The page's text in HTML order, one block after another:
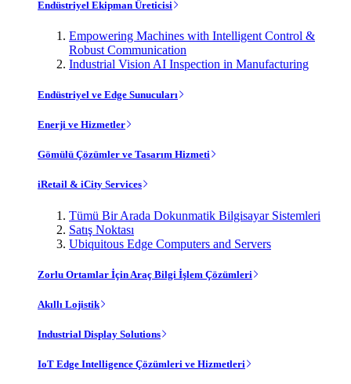
Endüstriyel Ekipman Üreticisi
Empowering Machines with Intelligent Control &
Robust Communication
Industrial Vision AI Inspection in Manufacturing
Endüstriyel ve Edge Sunucuları
Enerji ve Hizmetler
Gömülü Çözümler ve Tasarım Hizmeti
iRetail & iCity Services
Tümü Bir Arada Dokunmatik Bilgisayar Sistemleri
Satış Noktası
Ubiquitous Edge Computers and Servers
Zorlu Ortamlar İçin Araç Bilgi İşlem Çözümleri
Akıllı Lojistik
Industrial Display Solutions
IoT Edge Intelligence Çözümleri ve Hizmetleri